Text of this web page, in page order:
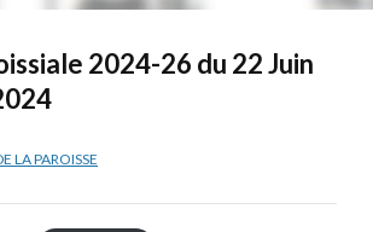
2024-26 du 22 Juin
LA PAROISSE